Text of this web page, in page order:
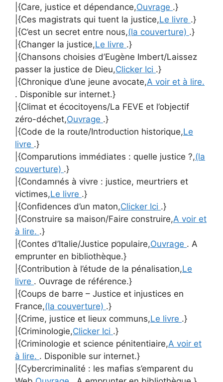
|{Care, justice et dépendance,Ouvrage .}
|{Ces magistrats qui tuent la justice,Le livre .}
|{C’est un secret entre nous,(la couverture) .}
|{Changer la justice,Le livre .}
|{Chansons choisies d’Eugène Imbert/Laissez
passer la justice de Dieu,Clicker Ici .}
|{Chronique d’une jeune avocate,A voir et à lire.
. Disponible sur internet.}
|{Climat et écocitoyens/La FEVE et l’objectif
zéro-déchet,Ouvrage .}
|{Code de la route/Introduction historique,Le
livre .}
|{Comparutions immédiates : quelle justice ?,(la
couverture) .}
|{Condamnés à vivre : justice, meurtriers et
victimes,Le livre .}
|{Confidences d’un maton,Clicker Ici .}
|{Construire sa maison/Faire construire,A voir et
à lire. .}
|{Contes d’Italie/Justice populaire,Ouvrage . A
emprunter en bibliothèque.}
|{Contribution à l’étude de la pénalisation,Le
livre . Ouvrage de référence.}
|{Coups de barre – Justice et injustices en
France,(la couverture) .}
|{Crime, justice et lieux communs,Le livre .}
|{Criminologie,Clicker Ici .}
|{Criminologie et science pénitentiaire,A voir et
à lire. . Disponible sur internet.}
|{Cybercriminalité : les mafias s’emparent du